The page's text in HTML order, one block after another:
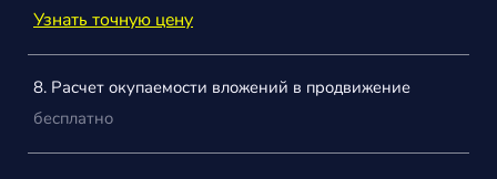
Узнать точную цену
8. Расчет окупаемости вложений в продвижение
бесплатно